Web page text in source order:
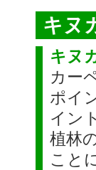
キヌ
キヌ
カー
ポイ
イン
植林
こと